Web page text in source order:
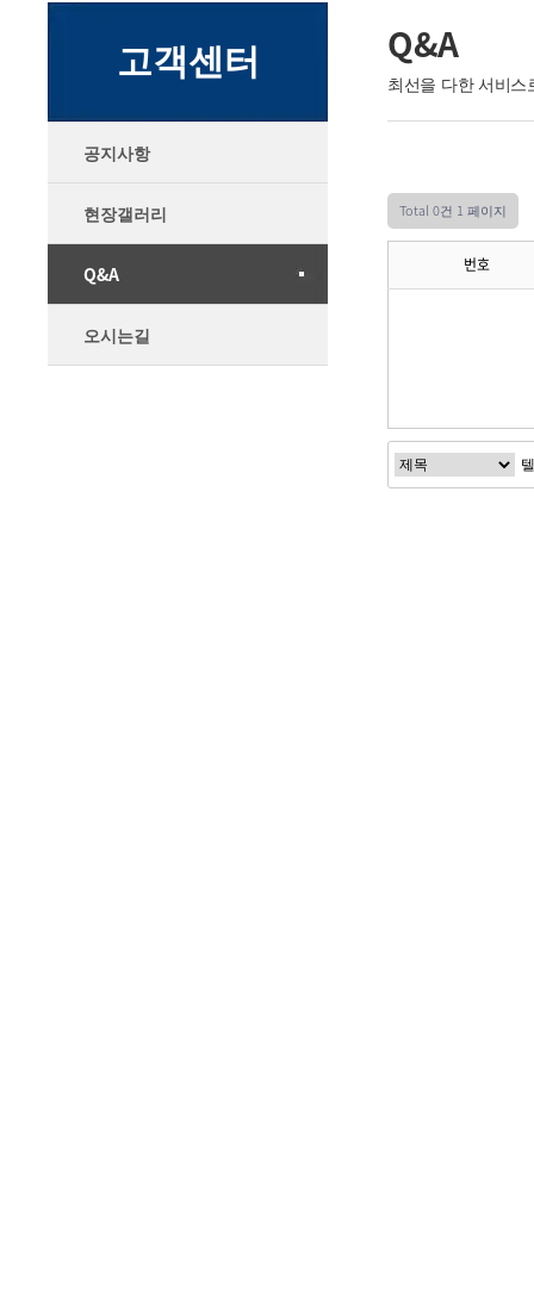
고객센터
공지사항
현장갤러리
Q&A
오시는길
Q&A
최선을 다한 서비
Total 0건 1 페이지
번호